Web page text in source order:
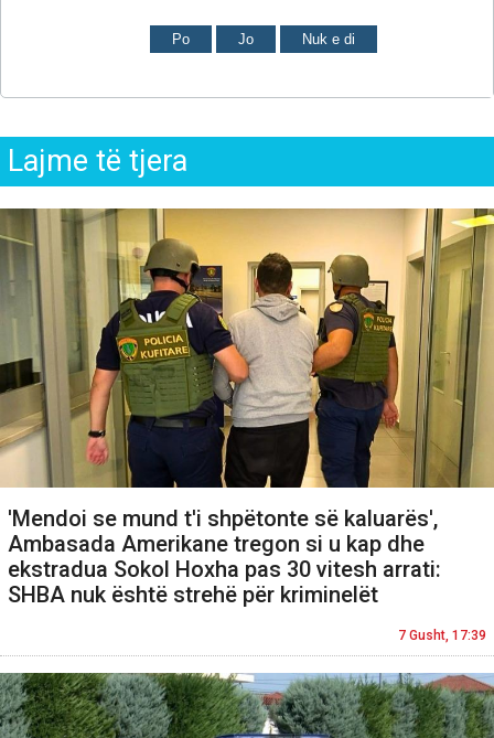
Po Jo Nuk e di
Lajme të tjera
'Mendoi se mund t'i shpëtonte së kaluarës',
Ambasada Amerikane tregon si u kap dhe
ekstradua Sokol Hoxha pas 30 vitesh arrati:
SHBA nuk është strehë për kriminelët
7 Gusht, 17:39